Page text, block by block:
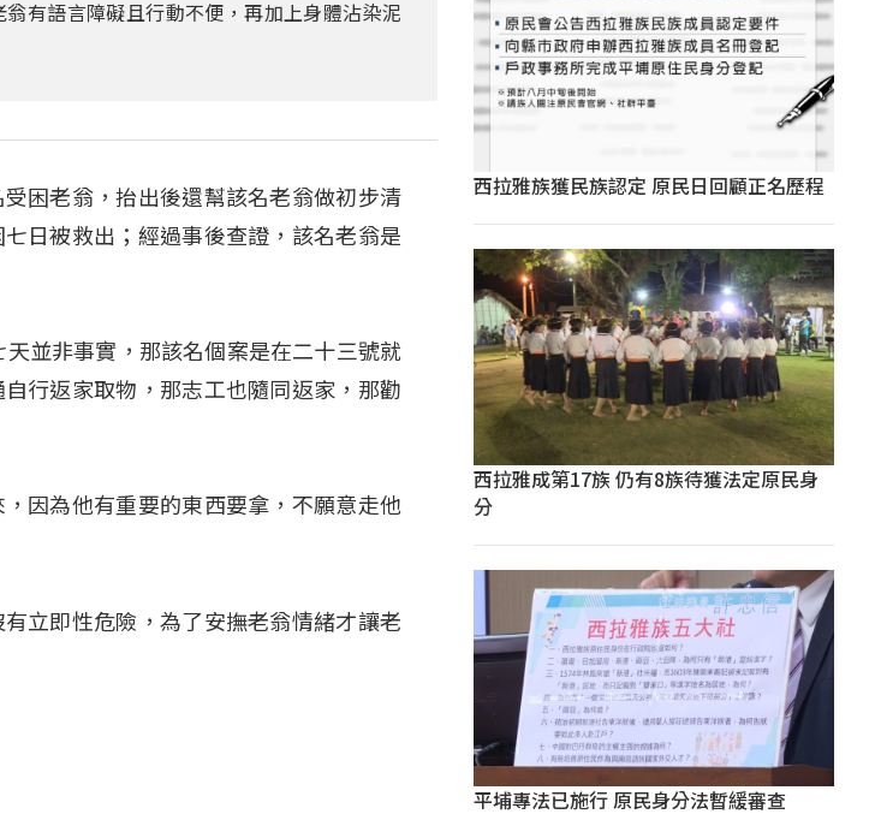
有語言障礙且行動不便，再加上身體沾染泥
困老翁，抬出後還幫該名老翁做初步清
日被救出；經過事後查證，該名老翁是
並非事實，那該名個案是在二十三號就
行返家取物，那志工也隨同返家，那勸
因為他有重要的東西要拿，不願意走他
立即性危險，為了安撫老翁情緒才讓老
西拉雅族獲民族認定 原民日回顧正名歷程
西拉雅成第17族 仍有8族待獲法定原民身
分
平埔專法已施行 原民身分法暫緩審查